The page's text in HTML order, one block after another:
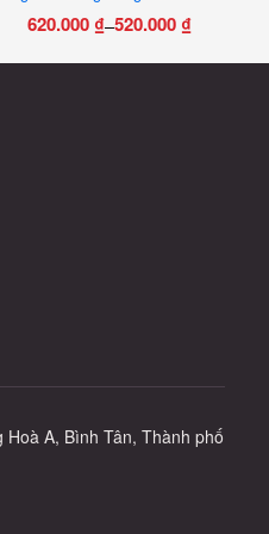
520.000 ₫
–
620.000 ₫Khoảng
giá:
được
trên
A, Bình Tân, Thành phố